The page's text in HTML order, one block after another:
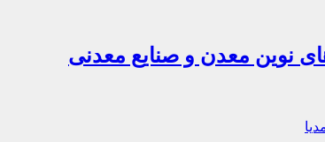
نوین معدن و صنایع معدنی